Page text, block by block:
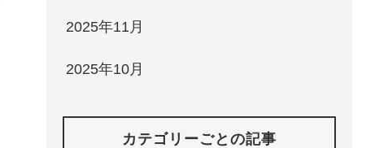
2025年11月
2025年10月
カテゴリーごとの記事